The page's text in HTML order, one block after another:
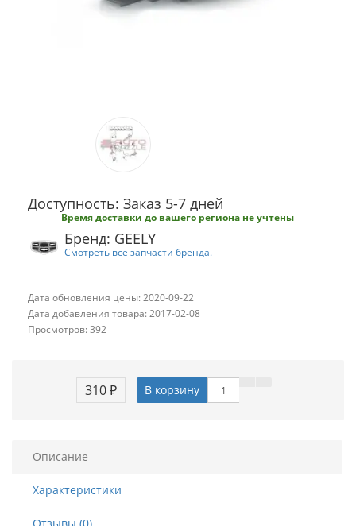
Доступность: Заказ 5-7 дней
Время доставки до вашего региона не учтены
Бренд: GEELY
Смотреть все запчасти бренда.
Дата обновления цены: 2020-09-22
Дата добавления товара: 2017-02-08
Просмотров: 392
310 ₽ В корзину
Описание
Характеристики